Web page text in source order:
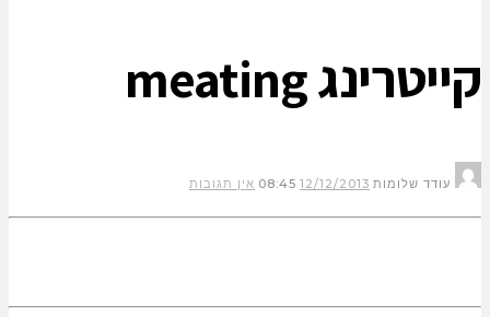
קייטרינג meating
עודד שלומות 12/12/2013
08:45 אין תגובות